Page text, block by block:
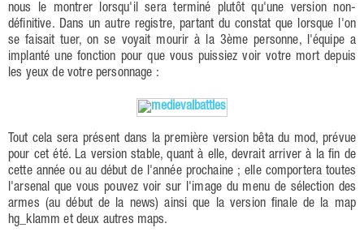
nous le montrer lorsqu'il sera terminé plutôt qu'une version non-
définitive. Dans un autre registre, partant du constat que lorsque l'on
se faisait tuer, on se voyait mourir à la 3ème personne, l'équipe a
implanté une fonction pour que vous puissiez voir votre mort depuis
les yeux de votre personnage :
Tout cela sera présent dans la première version bêta du mod, prévue
pour cet été. La version stable, quant à elle, devrait arriver à la fin de
cette année ou au début de l'année prochaine ; elle comportera toutes
l'arsenal que vous pouvez voir sur l'image du menu de sélection des
armes (au début de la news) ainsi que la version finale de la map
hg_klamm et deux autres maps.